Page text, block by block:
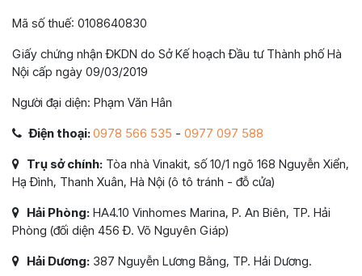
Mã số thuế: 0108640830
Giấy chứng nhận ĐKDN do Sở Kế hoạch Đầu tư Thành phố Hà
Nội cấp ngày 09/03/2019
Người đại diện: Phạm Văn Hân
Điện thoại:0978 566 535 - 0977 097 588
Trụ sở chính: Tòa nhà Vinakit, số 10/1 ngõ 168 Nguyễn Xiển,
Hạ Đình, Thanh Xuân, Hà Nội (ô tô tránh - đỗ cửa)
Hải Phòng: HA4.10 Vinhomes Marina, P. An Biên, TP. Hải
Phòng (đối diện 456 Đ. Võ Nguyên Giáp)
Hải Dương: 387 Nguyễn Lương Bằng, TP. Hải Dương.